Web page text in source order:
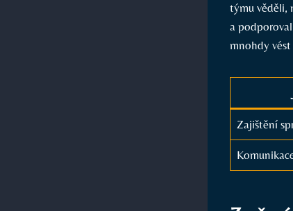
týmu věděli,
a
mnohdy
Zajištění